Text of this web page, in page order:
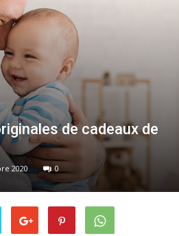
de cadeaux de
2020 0